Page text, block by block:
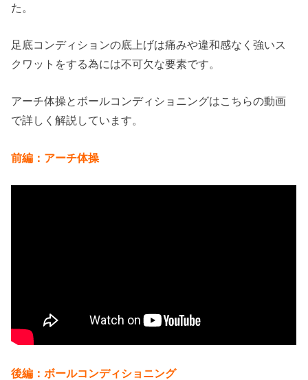
た。
足底コンディションの底上げは痛みや違和感なく強いス
クワットをする為には不可欠な要素です。
アーチ体操とボールコンディショニングはこちらの動画
で詳しく解説しています。
前編：アーチ体操
後編：ボールコンディショニング